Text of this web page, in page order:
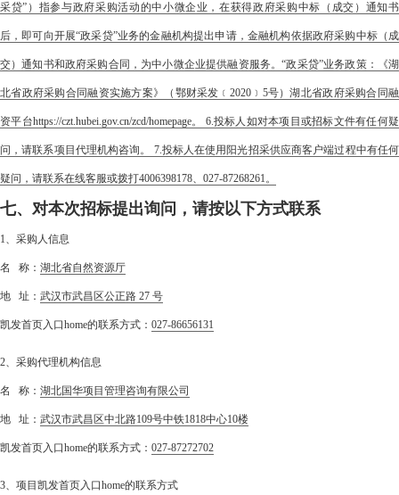
采贷”）指参与政府采购活动的中小微企业，在获得政府采购中标（成交）通知书
后，即可向开展“政采贷”业务的金融机构提出申请，金融机构依据政府采购中标（成
交）通知书和政府采购合同，为中小微企业提供融资服务。“政采贷”业务政策：《湖
北省政府采购合同融资实施方案》（鄂财采发﹝2020﹞5号）湖北省政府采购合同融
资平台https://czt.hubei.gov.cn/zcd/homepage。 6.投标人如对本项目或招标文件有任何疑
问，请联系项目代理机构咨询。 7.投标人在使用阳光招采供应商客户端过程中有任何
疑问，请联系在线客服或拨打4006398178、027-87268261。
七、对本次招标提出询问，请按以下方式联系
1、采购人信息
名 称： 湖北省自然资源厅
地 址： 武汉市武昌区公正路 27 号
凯发首页入口home的联系方式： 027-86656131
2、采购代理机构信息
名 称： 湖北国华项目管理咨询有限公司
地 址： 武汉市武昌区中北路109号中铁1818中心10楼
凯发首页入口home的联系方式： 027-87272702
3、项目凯发首页入口home的联系方式